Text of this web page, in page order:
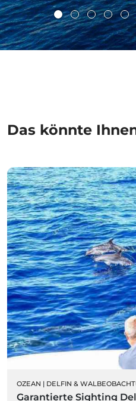
very welcome and
Funchal in the
Thanks to the
Das könnte
OZEAN | DELFIN &
Garantierte Sighting